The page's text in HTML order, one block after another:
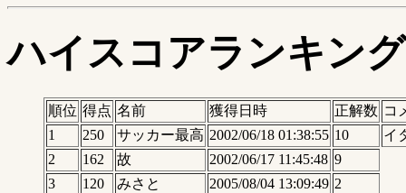
ハイスコアランキング
順位 得点 名前 獲得日時 正解数 コ
1
250 サッカー最高 2002/06/18 01:38:55 10
イ
2
162 故 2002/06/17 11:45:48 9
3
120 みさと 2005/08/04 13:09:49 2